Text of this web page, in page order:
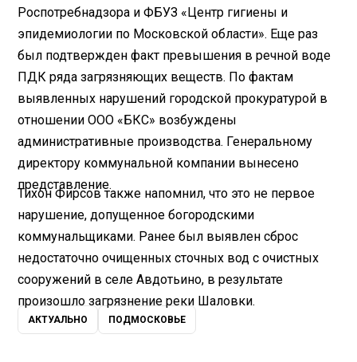
Роспотребнадзора и ФБУЗ «Центр гигиены и
эпидемиологии по Московской области». Еще раз
был подтвержден факт превышения в речной воде
ПДК ряда загрязняющих веществ. По фактам
выявленных нарушений городской прокуратурой в
отношении ООО «БКС» возбуждены
административные производства. Генеральному
директору коммунальной компании вынесено
представление.
Тихон Фирсов также напомнил, что это не первое
нарушение, допущенное богородскими
коммунальщиками. Ранее был выявлен сброс
недостаточно очищенных сточных вод с очистных
сооружений в селе Авдотьино, в результате
произошло загрязнение реки Шаловки.
АКТУАЛЬНО ПОДМОСКОВЬЕ